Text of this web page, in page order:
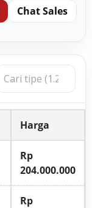
Chat Sales
Harga
Rp
204.000.000
Rp